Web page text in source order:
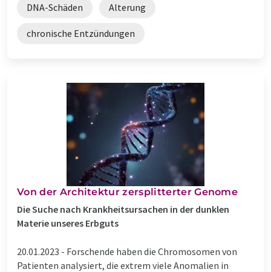
DNA-Schäden Alterung
chronische Entzündungen
Von der Architektur zersplitterter Genome
Die Suche nach Krankheitsursachen in der dunklen
Materie unseres Erbguts
20.01.2023 - Forschende haben die Chromosomen von
Patienten analysiert, die extrem viele Anomalien in